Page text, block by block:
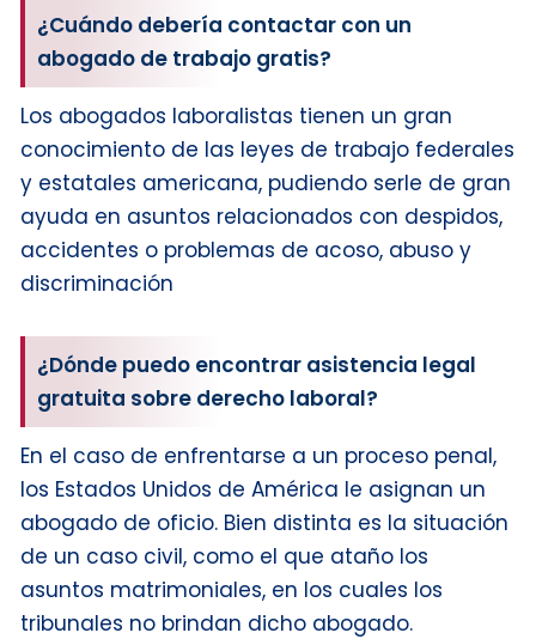
¿Cuándo debería contactar con un
abogado de trabajo gratis?
Los abogados laboralistas tienen un gran
conocimiento de las leyes de trabajo federales
y estatales americana, pudiendo serle de gran
ayuda en asuntos relacionados con despidos,
accidentes o problemas de acoso, abuso y
discriminación
¿Dónde puedo encontrar asistencia legal
gratuita sobre derecho laboral?
En el caso de enfrentarse a un proceso penal,
los Estados Unidos de América le asignan un
abogado de oficio. Bien distinta es la situación
de un caso civil, como el que ataño los
asuntos matrimoniales, en los cuales los
tribunales no brindan dicho abogado.